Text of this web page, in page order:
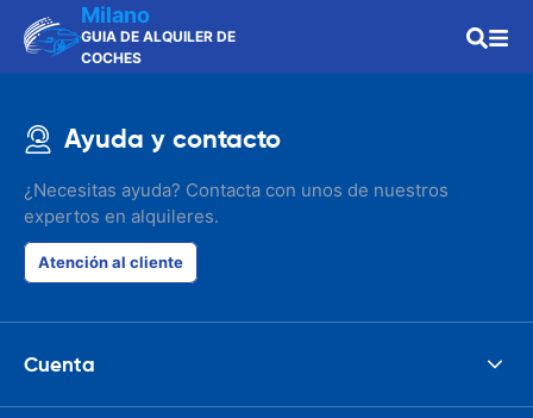
Milano
GUIA DE ALQUILER DE
COCHES
Ayuda y contacto
¿Necesitas ayuda? Contacta con unos de nuestros
expertos en alquileres.
Atención al cliente
Cuenta